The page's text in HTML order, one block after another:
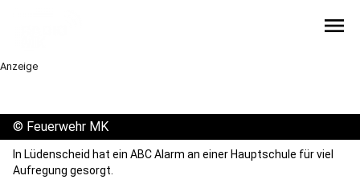
menu
Anzeige
© Feuerwehr MK
In Lüdenscheid hat ein ABC Alarm an einer Hauptschule für viel
Aufregung gesorgt.